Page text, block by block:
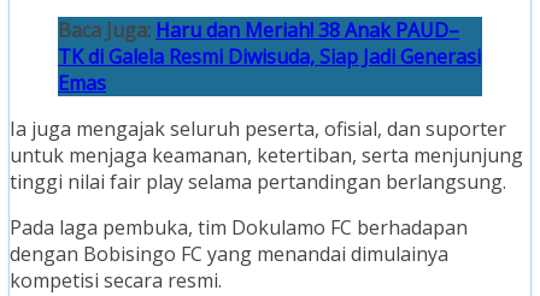
Baca Juga: Haru dan Meriah! 38 Anak PAUD–
TK di Galela Resmi Diwisuda, Siap Jadi Generasi
Emas
Ia juga mengajak seluruh peserta, ofisial, dan suporter
untuk menjaga keamanan, ketertiban, serta menjunjung
tinggi nilai fair play selama pertandingan berlangsung.
Pada laga pembuka, tim Dokulamo FC berhadapan
dengan Bobisingo FC yang menandai dimulainya
kompetisi secara resmi.